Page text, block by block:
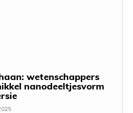
wetenschappers
nanodeeltjesvorm